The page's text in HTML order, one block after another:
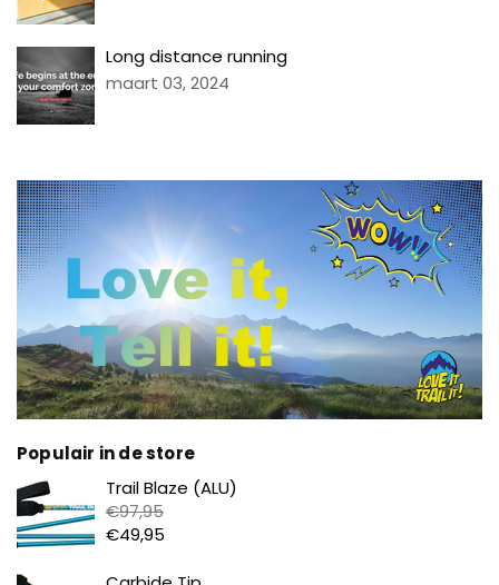
Long distance running
maart 03, 2024
Populair in de store
Trail Blaze (ALU)
€97,95
€49,95